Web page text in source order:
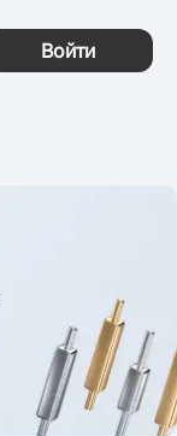
Войти